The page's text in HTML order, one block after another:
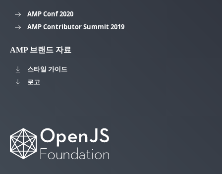
AMP Conf 2020
AMP Contributor Summit 2019
AMP 브랜드 자료
스타일 가이드
로고